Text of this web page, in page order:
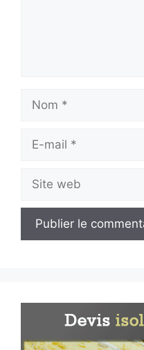
mail
web